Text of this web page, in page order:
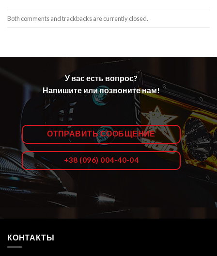
Both comments and trackbacks are currently closed.
У вас есть вопрос?
Напишите или позвоните нам!
ОТПРАВИТЬ СООБЩЕНИЕ
+38 (096) 004-40-04
КОНТАКТЫ